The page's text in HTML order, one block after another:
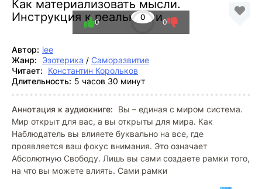
Как материализовать мысли.
Инструкция к реальности
0
0 0
Автор: lee
Жанр:
Эзотерика / Саморазвитие
Читает:
Константин Корольков
Длительность: 5 часов 30 минут
Аннотация к аудиокниге:
Вы – единая с миром система.
Мир открыт для вас, а вы открыты для мира. Как
Наблюдатель вы влияете буквально на все, где
проявляется ваш фокус внимания. Это означает
Абсолютную Свободу. Лишь вы сами создаете рамки того,
на что вы можете влиять. Сами рамки